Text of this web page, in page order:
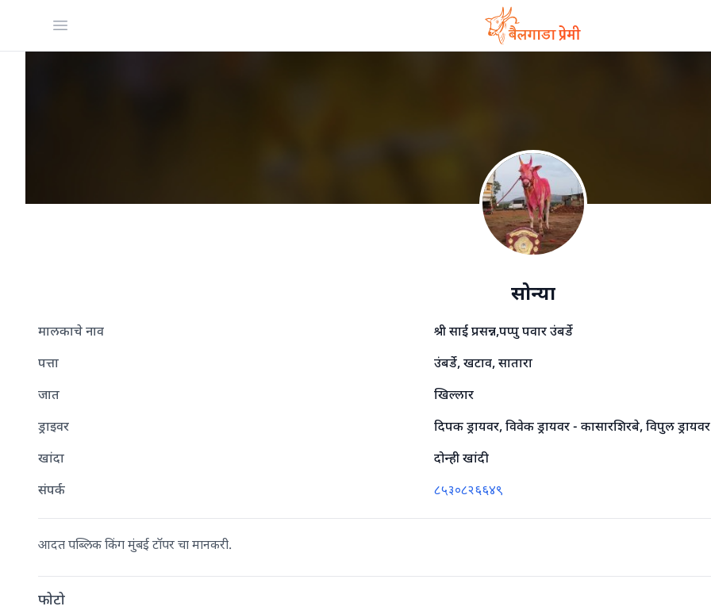
Open menu
सोन्या
मालकाचे नाव
श्री साई प्रसन्न,पप्पु पवार उंबर्डे
पत्ता
उंबर्डे, खटाव, सातारा
जात
खिल्लार
ड्राइवर
दिपक ड्रायवर, विवेक ड्रायवर - कासारशिरबे, विपुल
खांदा
दोन्ही खांदी
संपर्क
८५३०८२६६४९
आदत पब्लिक किंग मुंबई टॉपर चा मानकरी.
फोटो